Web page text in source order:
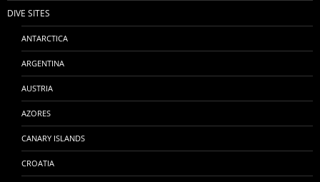
DIVE SITES
ANTARCTICA
ARGENTINA
AUSTRIA
AZORES
CANARY ISLANDS
CROATIA